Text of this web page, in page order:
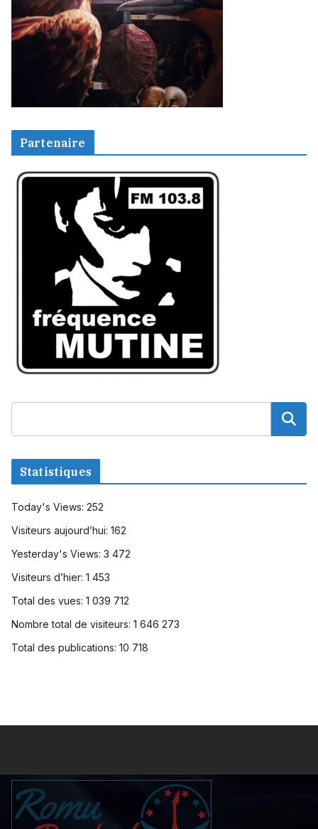
Partenaire
Statistiques
Today's Views: 252
Visiteurs aujourd’hui: 162
Yesterday's Views: 3 472
Visiteurs d’hier: 1 453
Total des vues: 1 039 712
Nombre total de visiteurs: 1 646 273
Total des publications: 10 718